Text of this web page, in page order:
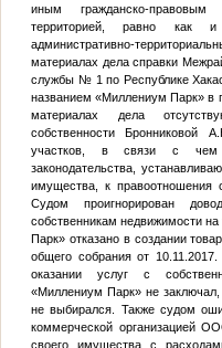
иным гражданско-
территорией, равно как
административно-
материалах дела справки
службы № 1 по Республике
названием «Миллениум Парк» в
материалах дела
собственности Бронниковой
участков, в связи с чем
законодательства,
имущества, к правоотношения
Судом проигнорирован
собственникам недвижимости
Парк» отказано в создании
общего собрания от
оказании услуг с
«Миллениум Парк» не
не выбирался. Также судом
коммерческой организацией
своего имущества с